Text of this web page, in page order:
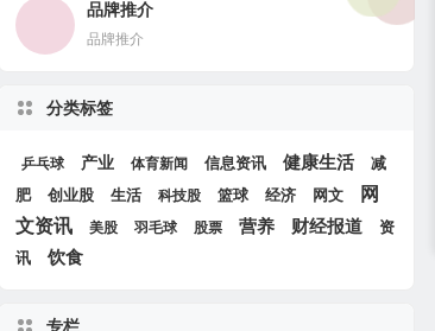
品牌推介
品牌推介
分类标签
乒乓球 产业 体育新闻 信息资讯 健康生活
减
肥
创业股 生活 科技股 篮球 经济 网文
网
文资讯
美股 羽毛球 股票 营养 财经报道
资
讯
饮食
专栏